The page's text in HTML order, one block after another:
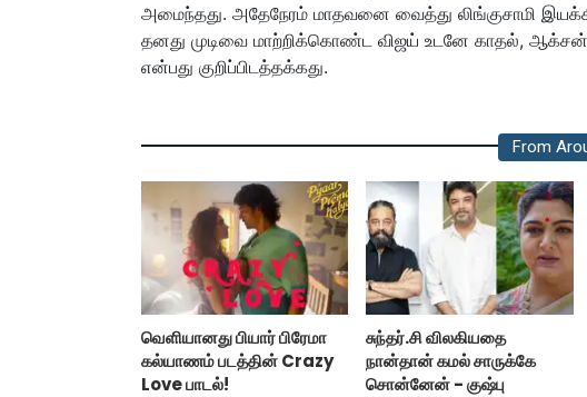
அமைந்தது. அதேநேரம் மாதவனை வைத்து லிங்குசாமி
தனது முடிவை மாற்றிக்கொண்ட விஜய் உடனே காதல், ஆக்சன்
என்பது குறிப்பிடத்தக்கது.
From
வெளியானது பியார் பிரேமா
கல்யாணம் படத்தின் Crazy
Love பாடல்!
சுந்தர்.சி விலகியதை
நான்தான் கமல் சாருக்கே
சொன்னேன் - குஷ்பு